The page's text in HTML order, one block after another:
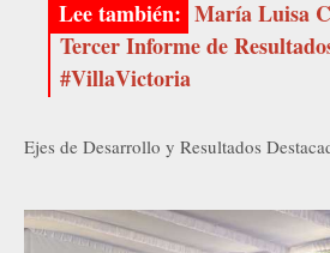
María Luisa
Tercer Informe de
#VillaVictoria
Ejes de Desarrollo y Resultados